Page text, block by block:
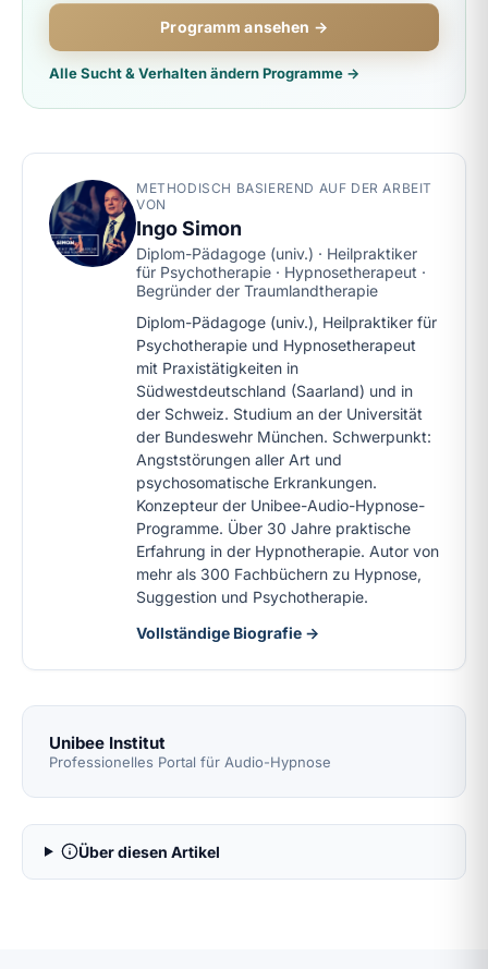
Programm ansehen →
Alle Sucht & Verhalten ändern Programme →
METHODISCH BASIEREND AUF DER ARBEIT
VON
Ingo Simon
Diplom-Pädagoge (univ.) · Heilpraktiker
für Psychotherapie · Hypnosetherapeut ·
Begründer der Traumlandtherapie
Diplom-Pädagoge (univ.), Heilpraktiker für
Psychotherapie und Hypnosetherapeut
mit Praxistätigkeiten in
Südwestdeutschland (Saarland) und in
der Schweiz. Studium an der Universität
der Bundeswehr München. Schwerpunkt:
Angststörungen aller Art und
psychosomatische Erkrankungen.
Konzepteur der Unibee-Audio-Hypnose-
Programme. Über 30 Jahre praktische
Erfahrung in der Hypnotherapie. Autor von
mehr als 300 Fachbüchern zu Hypnose,
Suggestion und Psychotherapie.
Vollständige Biografie →
Unibee Institut
Professionelles Portal für Audio-Hypnose
Über diesen Artikel